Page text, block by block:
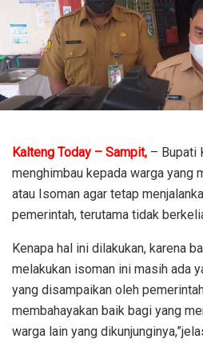
Kalteng Today – Sampit, – Bupati
menghimbau kepada warga yang
atau Isoman agar tetap
pemerintah, terutama tidak
Kenapa hal ini dilakukan, karena
melakukan isoman ini masih ada
yang disampaikan oleh
membahayakan baik bagi yang
warga lain yang